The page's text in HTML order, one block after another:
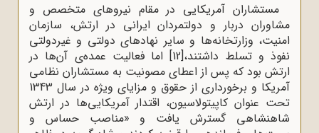
مستشاران آمریکایى در مقام نیروهاى متخصص و
مشاوران دربار و دولتمردان ایرانى در ارتش، سازمان
امنیت، وزارتخانه‌ها و سایر نهادهاى دولتى و غیردولتى
نفوذ و تسلط داشتند،[12]
اما فعالیت عمده‌ى آن‌ها در
ارتش بود که پس از اعطاى مصونیت به مستشاران نظامى
آمریکا و برخوردارى از حقوق و مزایاى ویژه در سال 1343
تحت عنوان کاپیتولاسیون، اقتدار آمریکایى‌ها در ارتش
شاهنشاهى گسترش یافت و «مناصب حساس و